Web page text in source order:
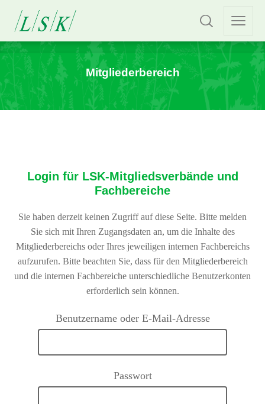
Mitgliederbereich
Login für LSK-Mitgliedsverbände und
Fachbereiche
Sie haben derzeit keinen Zugriff auf diese Seite. Bitte melden
Sie sich mit Ihren Zugangsdaten an, um die Inhalte des
Mitgliederbereichs oder Ihres jeweiligen internen Fachbereichs
aufzurufen. Bitte beachten Sie, dass für den Mitgliederbereich
und die internen Fachbereiche unterschiedliche Benutzerkonten
erforderlich sein können.
Benutzername oder E-Mail-Adresse
Passwort